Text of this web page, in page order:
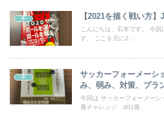
本 【2021を描く戦い方
こんにちは、石本です。 今
す。 ここを元に2...
本
サッカーフォーメー
み、弱み、対策、プラ
今回は サッカーフォーメー
冊チャレンジ 401冊...